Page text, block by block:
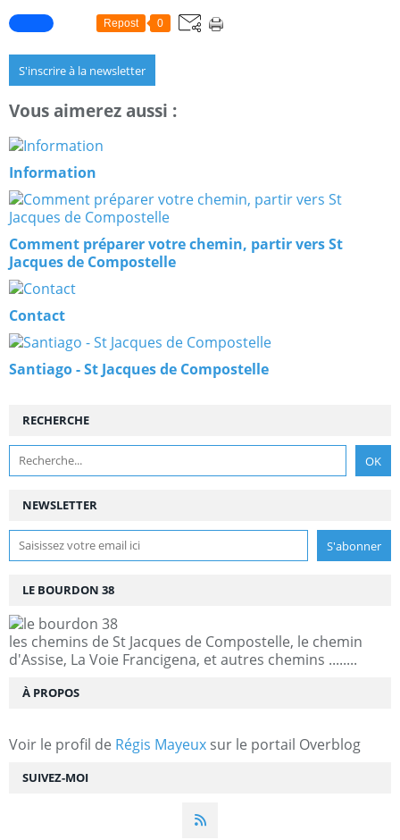
Repost 0
S'inscrire à la newsletter
Vous aimerez aussi :
Information
Comment préparer votre chemin, partir vers St
Jacques de Compostelle
Contact
Santiago - St Jacques de Compostelle
NEWSLETTER
SUIVEZ-MOI
RECHERCHE
LE BOURDON 38
les chemins de St Jacques de Compostelle, le chemin
d'Assise, La Voie Francigena, et autres chemins ........
À PROPOS
Voir le profil de Régis Mayeux sur le portail Overblog